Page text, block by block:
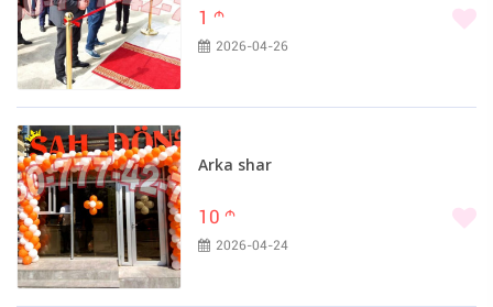
1 m
2026-04-26
Arka shar
10 m
2026-04-24